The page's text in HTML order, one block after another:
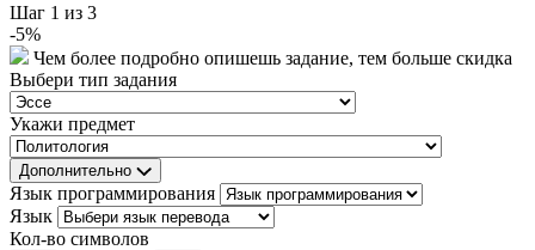
Шаг 1 из 3
-5%
Чем более подробно опишешь задание, тем больше скидка
Выбери тип задания
Укажи предмет
Дополнительно
Язык программирования
Язык
Кол-во символов